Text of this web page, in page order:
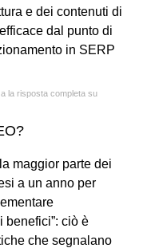
e dei contenuti di
dal punto di
in SERP
la risposta completa su
maggior parte dei
a un anno per
benefici”: ciò è
che segnalano